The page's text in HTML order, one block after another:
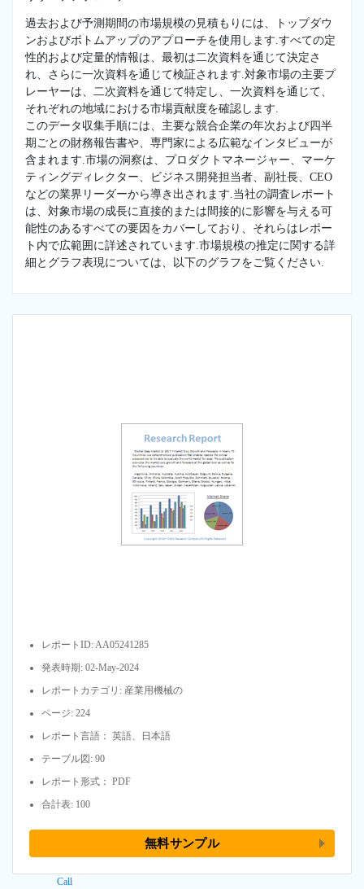
過去および予測期間の市場規模の見積もりには、トップダウ
ンおよびボトムアップのアプローチを使用します.すべての定
性的および定量的情報は、最初は二次資料を通じて決定さ
れ、さらに一次資料を通じて検証されます.対象市場の主要プ
レーヤーは、二次資料を通じて特定し、一次資料を通じて、
それぞれの地域における市場貢献度を確認します.
このデータ収集手順には、主要な競合企業の年次および四半
期ごとの財務報告書や、専門家による広範なインタビューが
含まれます.市場の洞察は、プロダクトマネージャー、マーケ
ティングディレクター、ビジネス開発担当者、副社長、CEO
などの業界リーダーから導き出されます.当社の調査レポート
は、対象市場の成長に直接的または間接的に影響を与える可
能性のあるすべての要因をカバーしており、それらはレポー
ト内で広範囲に詳述されています.市場規模の推定に関する詳
細とグラフ表現については、以下のグラフをご覧ください.
レポートID: AA05241285
発表時期: 02-May-2024
レポートカテゴリ: 産業用機械の
ページ: 224
レポート言語： 英語、日本語
テーブル図: 90
レポート形式： PDF
合計表: 100
無料サンプル
Call